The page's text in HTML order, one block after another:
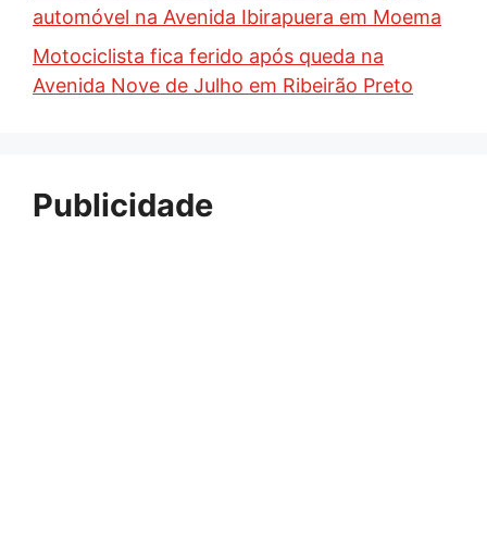
automóvel na Avenida Ibirapuera em Moema
Motociclista fica ferido após queda na
Avenida Nove de Julho em Ribeirão Preto
Publicidade